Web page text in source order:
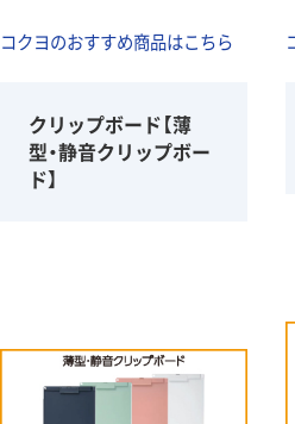
コクヨのおすすめ商品はこちら
クリップボード【薄
型・静音クリップボー
ド】